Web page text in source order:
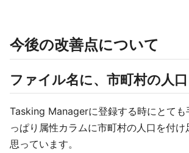
今後の改善点について
ファイル名に、市町村の人
Tasking Managerに登録する時にとても
っぱり属性カラムに市町村の人口を付け
思っています。